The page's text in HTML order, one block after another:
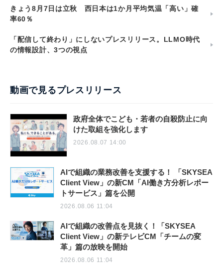
きょう8月7日は立秋 西日本は1か月平均気温「高い」確
率60％
「配信して終わり」にしないプレスリリース。LLMO時代
の情報設計、3つの視点
動画で見るプレスリリース
政府全体でこども・若者の自殺防止に向
けた取組を強化します
2026.08.07 14:00
AIで組織の業務改善を支援する！ 「SKYSEA
Client View」の新CM「AI働き方分析レポー
トサービス」篇を公開
2026.08.06 11:04
AIで組織の改善点を見抜く！「SKYSEA
Client View」の新テレビCM「チームの変
革」篇の放映を開始
2026.08.06 11:04